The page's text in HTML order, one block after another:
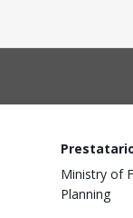
Ministry of
Planning